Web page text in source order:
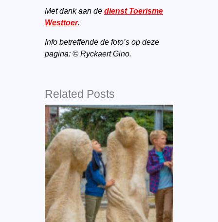
Met dank aan de dienst Toerisme
Westtoer.
Info betreffende de foto’s op deze
pagina: © Ryckaert Gino.
Related Posts